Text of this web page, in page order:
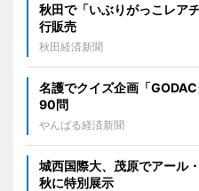
秋田で「いぶりがっこレア
行販売
秋田経済新聞
名護でクイズ企画「
90問
やんばる経済新聞
城西国際大、茂原でアール
秋に特別展示